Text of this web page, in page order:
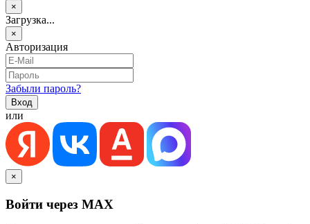
×
Загрузка...
×
Авторизация
Забыли пароль?
или
×
Войти через MAX